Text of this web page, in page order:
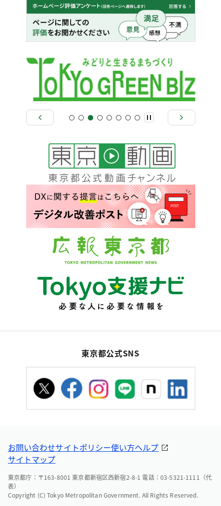
東京都公式SNS
お問い合わせサイトポリシー使い方ヘルプ
サイトマップ
東京都庁：〒163-8001 東京都新宿区西新宿2-8-1 電話：03-5321-1111（代
表）
Copyright (C) Tokyo Metropolitan Government. All Rights Reserved.